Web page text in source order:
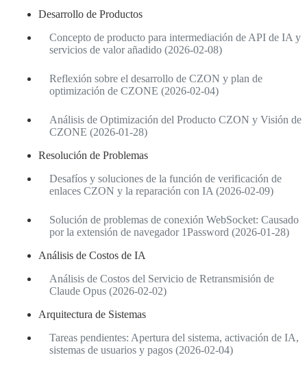
Desarrollo de Productos
Concepto de producto para intermediación de API de IA y
servicios de valor añadido (2026-02-08)
Reflexión sobre el desarrollo de CZON y plan de
optimización de CZONE (2026-02-04)
Análisis de Optimización del Producto CZON y Visión de
CZONE (2026-01-28)
Resolución de Problemas
Desafíos y soluciones de la función de verificación de
enlaces CZON y la reparación con IA (2026-02-09)
Solución de problemas de conexión WebSocket: Causado
por la extensión de navegador 1Password (2026-01-28)
Análisis de Costos de IA
Análisis de Costos del Servicio de Retransmisión de
Claude Opus (2026-02-02)
Arquitectura de Sistemas
Tareas pendientes: Apertura del sistema, activación de IA,
sistemas de usuarios y pagos (2026-02-04)